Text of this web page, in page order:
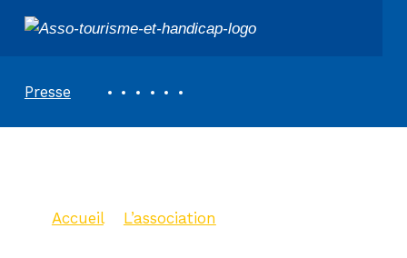
ASSOCIATION TOURISME ET HANDICAPS
Presse
Accueil> L’association